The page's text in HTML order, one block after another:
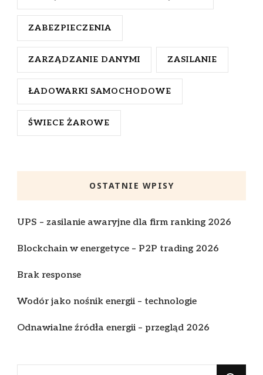
ZABEZPIECZENIA
ZARZĄDZANIE DANYMI ZASILANIE
ŁADOWARKI SAMOCHODOWE
ŚWIECE ŻAROWE
OSTATNIE WPISY
UPS – zasilanie awaryjne dla firm ranking 2026
Blockchain w energetyce – P2P trading 2026
Brak response
Wodór jako nośnik energii – technologie
Odnawialne źródła energii – przegląd 2026